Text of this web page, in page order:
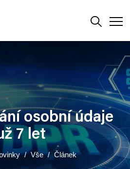
osobní údaje
7 let
Vše Článek